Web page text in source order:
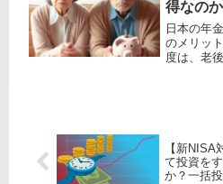
得なの
日本の年
のメリッ
度は、老
【新
て投資を
か？一括